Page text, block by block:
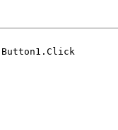
Button1.Click